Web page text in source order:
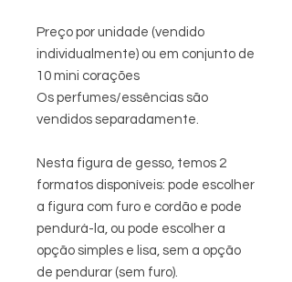
Preço por unidade (vendido
individualmente) ou em conjunto de
10 mini corações
Os perfumes/essências são
vendidos separadamente.
Nesta figura de gesso, temos 2
formatos disponíveis: pode escolher
a figura com furo e cordão e pode
pendurá-la, ou pode escolher a
opção simples e lisa, sem a opção
de pendurar (sem furo).